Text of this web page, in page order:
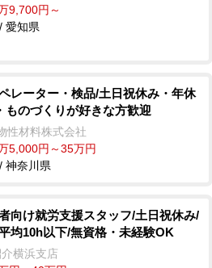
9,700円～
愛知県
レーター・検品/土日祝休み・年休
ものづくりが好きな方歓迎
性材料株式会社
5,000円～35万円
神奈川県
向け就労支援スタッフ/土日祝休み/
均10h以下/無資格・未経験OK
横浜支店